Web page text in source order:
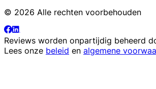
© 2026 Alle rechten voorbehouden
Reviews worden onpartijdig beheerd
Lees onze beleid en algemene